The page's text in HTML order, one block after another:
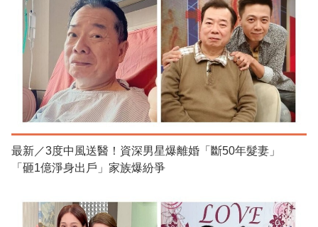
最新／3度中風送醫！資深男星爆離婚「斷50年髮妻」
「砸1億淨身出戶」家族爆紛爭